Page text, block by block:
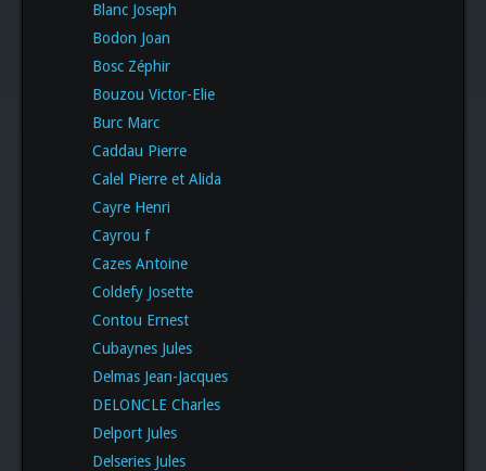
Blanc Joseph
Bodon Joan
Bosc Zéphir
Bouzou Victor-Elie
Burc Marc
Caddau Pierre
Calel Pierre et Alida
Cayre Henri
Cayrou f
Cazes Antoine
Coldefy Josette
Contou Ernest
Cubaynes Jules
Delmas Jean-Jacques
DELONCLE Charles
Delport Jules
Delseries Jules